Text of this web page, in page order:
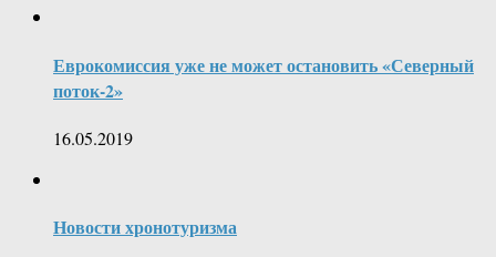
Еврокомиссия уже не может остановить «Северный
поток-2»
16.05.2019
Новости хронотуризма